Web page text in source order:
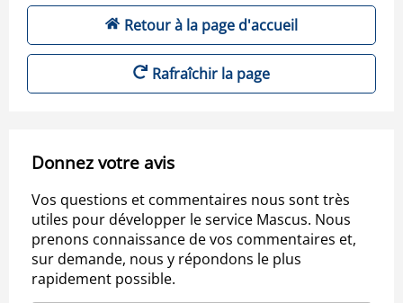
Retour à la page d'accueil
Rafraîchir la page
Donnez votre avis
Vos questions et commentaires nous sont très
utiles pour développer le service Mascus. Nous
prenons connaissance de vos commentaires et,
sur demande, nous y répondons le plus
rapidement possible.